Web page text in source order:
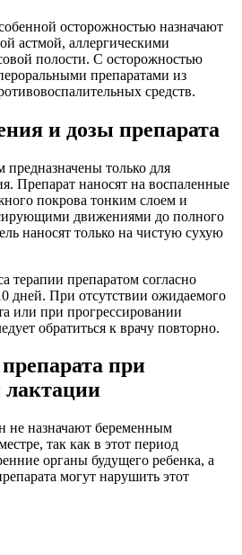
осторожностью назначают
астмой, аллергическими
полости. С осторожностью
препаратами из
средств.
и дозы препарата
только для
Препарат наносят на воспаленные
покрова тонким слоем и
движениями до полного
наносят только на чистую сухую
терапии препаратом согласно
дней. При отсутствии ожидаемого
или при прогрессировании
обратиться к врачу повторно.
при
лактации
не назначают беременным
так как в этот период
органы будущего ребенка, а
могут нарушить этот